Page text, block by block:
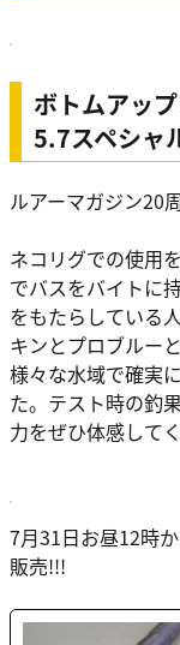
ボトムアッ
5.7スペシャ
ルアーマガジン20
ネコリグでの使用
でバスをバイトに
をもたらしている
キンとプロブルー
様々な水域で確実
た。テスト時の釣
力をぜひ体感して
7月31日お昼12時
販売!!!